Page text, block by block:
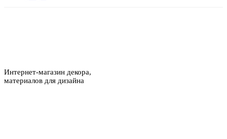
Интернет-магазин декора,
материалов для дизайна